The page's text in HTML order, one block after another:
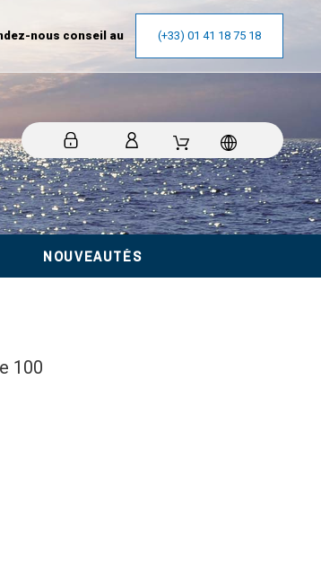
nous conseil au (+33) 01 41 18 75 18
NOUVEAUTÉS
100